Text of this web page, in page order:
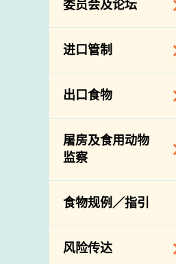
糖
食物安全重点控制
系统
基因改造食物
资料
食物安全之风险评
估
食物事故应变及管
理
食物消费量调查
委员会及论坛
食物安全专家委员
会
消费者联系小组
进口管制
食物进口商和食物
分销商登记制度
络内地有关当局
进口食物管制
口检验
出口食物
出口验证
出口食物往内地
出口商及业界的消
息
屠房及食用动物
监察
规管农业化学物及
兽医药物在食用动
物上的使用
屠房及疾病监测
食物规例／指引
风险传达